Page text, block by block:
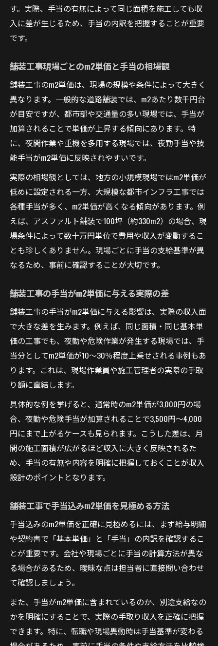
す。実際、手当の有無によって同じ面積を施工しても収
入に差が生じるため、手当の内訳を把握することが重要
です。
舗装工事現場ごとのm2単価と手当の相場観
舗装工事のm2単価は、現場の規模や条件によって大きく
異なります。一般的な道路舗装では、m2あたり数千円台
が目安ですが、都市部や交通量の多い現場では、手当が
加算されることで単価が上昇する傾向にあります。特
に、夜間作業や重機を多用する現場では、夜勤手当や技
能手当がm2単価に反映されやすいです。
実際の相場観としては、地方の小規模現場ではm2単価が
低めに設定される一方、大規模な都市インフラ工事では
各種手当が多く、m2単価が高くなる傾向があります。例
えば、アスファルト舗装で100坪（約330m2）の場合、現
場条件によって数十万円単位で費用や収入が変動するこ
とも珍しくありません。現場ごとに手当の支給基準が異
なるため、事前に確認することが大切です。
舗装工事の手当がm2単価に与える実際の差
舗装工事の手当がm2単価に与える影響は、実際の収入面
で大きな差を生みます。例えば、同じ面積・同じ基本単
価の工事でも、夜勤や危険作業が発生する現場では、手
当分としてm2単価が10〜30％程度上乗せされる事例もあ
ります。これは、現場作業員や施工管理者の実際の手取
り額に直結します。
具体的な例を挙げると、通常時のm2単価が3,000円の場
合、夜勤や危険手当が加算されることで3,500円〜4,000
円にまで上がるケースも見られます。こうした差は、月
間の施工面積が広がるほど収入に大きく反映されるた
め、手当の有無や内容を明確に把握しておくことが収入
設計のポイントとなります。
舗装工事で手当込みm2単価を見極める方法
手当込みのm2単価を正確に見極めるには、まず給与明細
や契約書で「基本単価」と「手当」の内訳を確認するこ
とが重要です。会社や現場ごとに手当の計算方法が異な
る場合があるため、曖昧な点は担当者に直接問い合わせ
て確認しましょう。
また、手当がm2単価に含まれているのか、別途支給なの
かを明確にすることで、実際の手取り収入を正確に把握
できます。特に、転職や現場異動時は手当基準が変わる